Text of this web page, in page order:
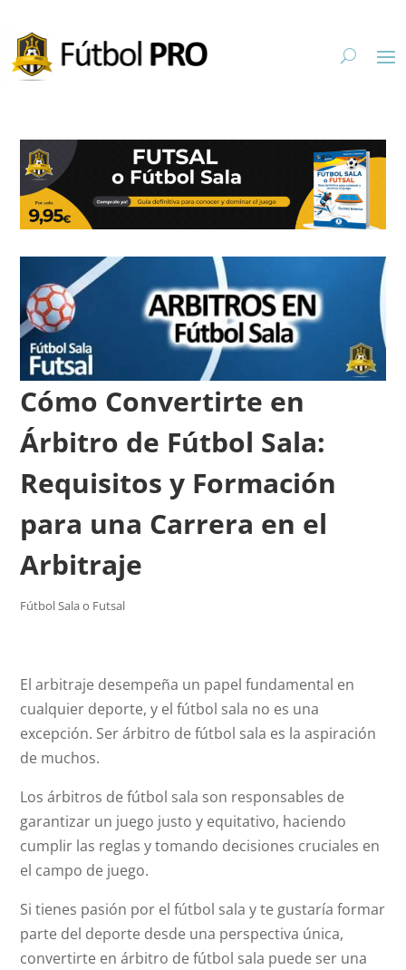
Cómo Convertirte en
Árbitro de Fútbol Sala:
Requisitos y Formación
para una Carrera en el
Arbitraje
Fútbol Sala o Futsal
El arbitraje desempeña un papel fundamental en
cualquier deporte, y el fútbol sala no es una
excepción. Ser árbitro de fútbol sala es la aspiración
de muchos.
Los árbitros de fútbol sala son responsables de
garantizar un juego justo y equitativo, haciendo
cumplir las reglas y tomando decisiones cruciales en
el campo de juego.
Si tienes pasión por el fútbol sala y te gustaría formar
parte del deporte desde una perspectiva única,
convertirte en árbitro de fútbol sala puede ser una